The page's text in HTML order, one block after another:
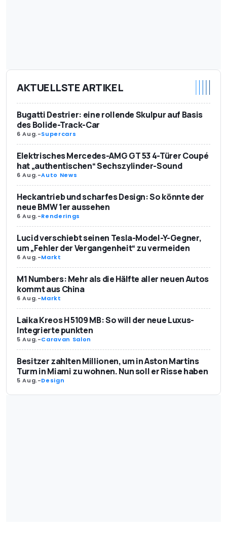
AKTUELLSTE ARTIKEL
Bugatti Destrier: eine rollende Skulpur auf Basis
des Bolide-Track-Car
6 Aug.-Supercars
Elektrisches Mercedes-AMG GT 53 4-Türer Coupé
hat „authentischen“ Sechszylinder-Sound
6 Aug.-Auto News
Heckantrieb und scharfes Design: So könnte der
neue BMW 1er aussehen
6 Aug.-Renderings
Lucid verschiebt seinen Tesla-Model-Y-Gegner,
um „Fehler der Vergangenheit“ zu vermeiden
6 Aug.-Markt
M1 Numbers: Mehr als die Hälfte aller neuen Autos
kommt aus China
6 Aug.-Markt
Laika Kreos H 5109 MB: So will der neue Luxus-
Integrierte punkten
5 Aug.-Caravan Salon
Besitzer zahlten Millionen, um in Aston Martins
Turm in Miami zu wohnen. Nun soll er Risse haben
5 Aug.-Design